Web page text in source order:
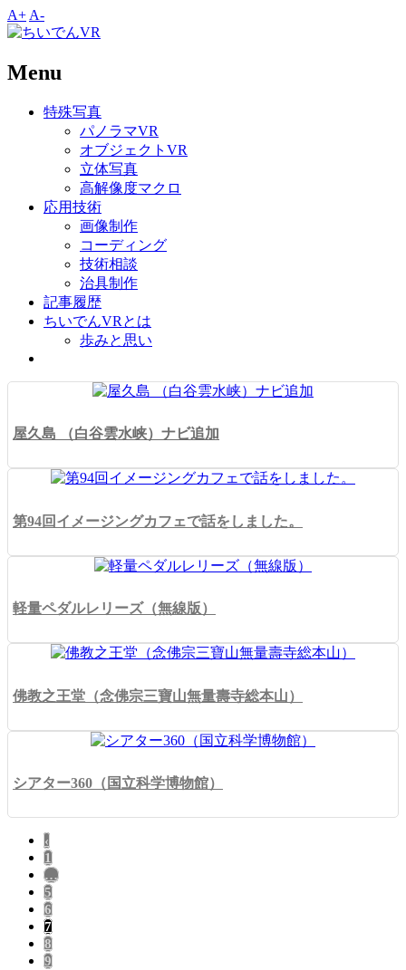
A+ A-
Menu
特殊写真
パノラマVR
オブジェクトVR
立体写真
高解像度マクロ
応用技術
画像制作
コーディング
技術相談
治具制作
記事履歴
ちいでんVRとは
歩みと思い
屋久島 （白谷雲水峡）ナビ追加
第94回イメージングカフェで話をしました。
軽量ペダルレリーズ（無線版）
佛教之王堂（念佛宗三寶山無量壽寺総本山）
シアター360（国立科学博物館）
‹
1
…
5
6
7
8
9